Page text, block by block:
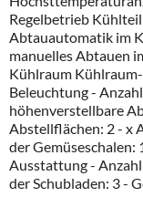
Regelbetrieb
Abtauautomatik im
manuelles Abtauen
Kühlraum
Beleuchtung -
höhenverstellbare
Abstellflächen: 2 - x
der Gemüseschalen:
Ausstattung -
der Schubladen: 3 -